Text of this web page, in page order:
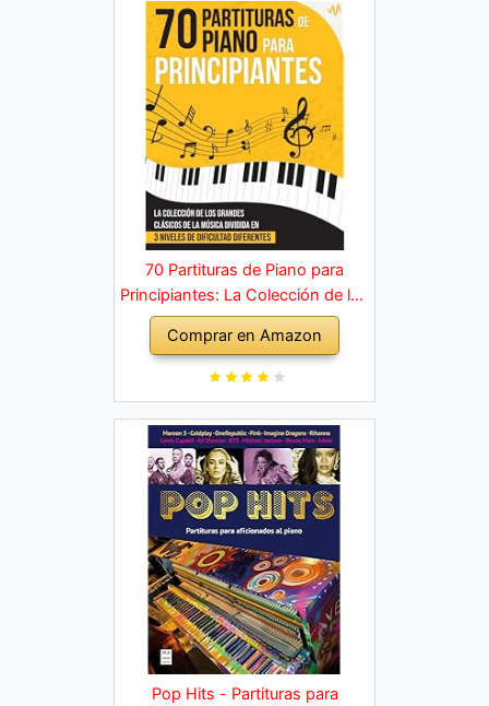
70 Partituras de Piano para
Principiantes: La Colección de los
Grandes Clásicos de la Música
dividida en 3 Niveles de dificultad
diferentes
Comprar en Amazon
Pop Hits - Partituras para